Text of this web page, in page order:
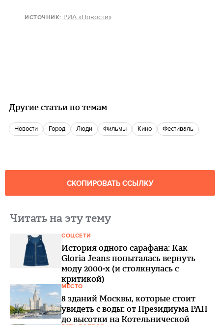
ИСТОЧНИК: РИА «Новости»
Другие статьи по темам
новости город люди фильмы кино фестиваль
СКОПИРОВАТЬ ССЫЛКУ
Читать на эту тему
СОЦСЕТИ
История одного сарафана: Как
Gloria Jeans попыталась вернуть
моду 2000-х (и столкнулась с
критикой)
МЕСТО
8 зданий Москвы, которые стоит
увидеть с воды: от Президиума РАН
до высотки на Котельнической